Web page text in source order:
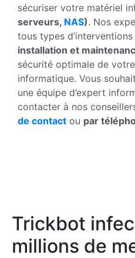
sécuriser votre matériel
serveurs, NAS). Nos
tous types d’interventions
installation et
sécurité optimale de
informatique. Vous
une équipe d’expert
contacter à nos
de contact ou par
Trickbot
millions de